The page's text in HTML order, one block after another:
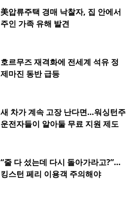
美압류주택 경매 낙찰자, 집 안에서
주인 가족 유해 발견
호르무즈 재격화에 전세계 석유 정
제마진 동반 급등
새 차가 계속 고장 난다면…워싱턴주
운전자들이 알아둘 무료 지원 제도
“줄 다 섰는데 다시 돌아가라고?”…
킹스턴 페리 이용객 주의해야